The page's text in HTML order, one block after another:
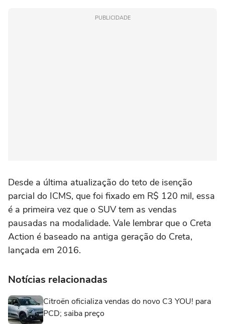
PUBLICIDADE
Desde a última atualização do teto de isenção
parcial do ICMS, que foi fixado em R$ 120 mil, essa
é a primeira vez que o SUV tem as vendas
pausadas na modalidade. Vale lembrar que o Creta
Action é baseado na antiga geração do Creta,
lançada em 2016.
Notícias relacionadas
Citroën oficializa vendas do novo C3 YOU! para
PCD; saiba preço